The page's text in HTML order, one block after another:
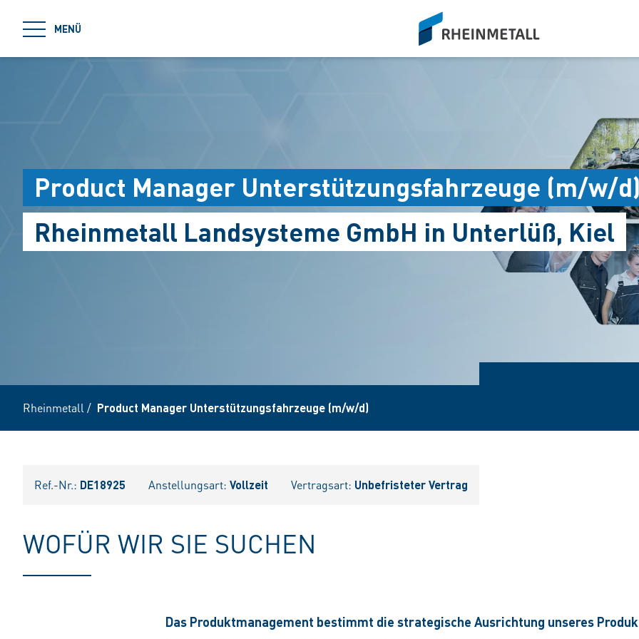
MENÜ
siteLogo
Product Manager Unterstützungsfahrzeuge (m/w/d)
Rheinmetall Landsysteme GmbH in Unterlüß, Kiel
Rheinmetall / Product Manager Unterstützungsfahrzeuge (m/w/d)
Ref.-Nr.: DE18925 Anstellungsart: Vollzeit Vertragsart: Unbefristeter Vertrag
WOFÜR WIR SIE SUCHEN
Das Produktmanagement bestimmt die strategische Ausrichtung unseres